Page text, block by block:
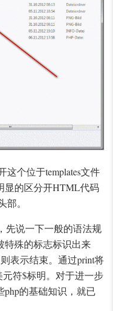
个位于templates文件
显的区分开HTML代码
。
先说一下一般的语法规
特殊的标志标识出来
表示结束。通过print将
符$标明。对于进一步
的基础知识，就已